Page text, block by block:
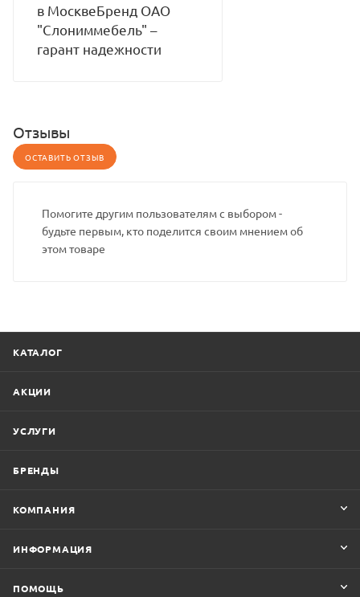
в МосквеБренд ОАО
"Слониммебель" –
гарант надежности
Отзывы
ОСТАВИТЬ ОТЗЫВ
Помогите другим пользователям с выбором -
будьте первым, кто поделится своим мнением об
этом товаре
КАТАЛОГ
АКЦИИ
УСЛУГИ
БРЕНДЫ
КОМПАНИЯ
ИНФОРМАЦИЯ
ПОМОЩЬ